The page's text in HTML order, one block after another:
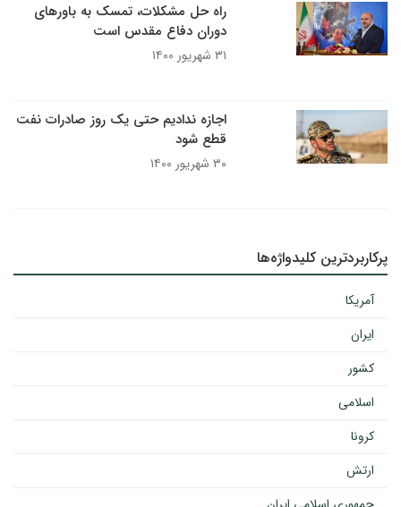
راه حل مشکلات، تمسک به باورهای
دوران دفاع مقدس است
۳۱ شهریور ۱۴۰۰
اجازه ندادیم حتی یک روز صادرات نفت
قطع شود
۳۰ شهریور ۱۴۰۰
پرکاربردترین کلیدواژه‌ها
آمریکا
ایران
کشور
اسلامی
کرونا
ارتش